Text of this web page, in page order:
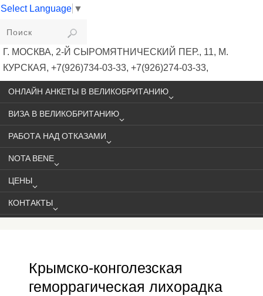
Select Language ▼
VIKIVISA
Г. МОСКВА, 2-Й СЫРОМЯТНИЧЕСКИЙ ПЕР., 11, М.
КУРСКАЯ, +7(926)734-03-33, +7(926)274-03-33,
VISA@VIKIVISA.RU
ОНЛАЙН АНКЕТЫ В ВЕЛИКОБРИТАНИЮ
ВИЗА В ВЕЛИКОБРИТАНИЮ
РАБОТА НАД ОТКАЗАМИ
NOTA BENE
ЦЕНЫ
КОНТАКТЫ
Крымско-конголезская
геморрагическая лихорадка